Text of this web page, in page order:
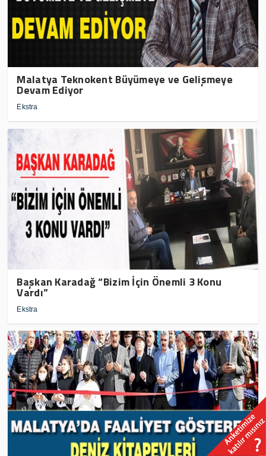
Malatya Teknokent Büyümeye ve Gelişmeye
Devam Ediyor
Ekstra
Başkan Karadağ “Bizim İçin Önemli 3 Konu
Vardı”
Ekstra